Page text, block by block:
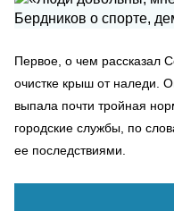
Первое, о чем рассказал
очистке крыш от наледи.
выпала почти тройная
городские службы, по
ее последствиями.